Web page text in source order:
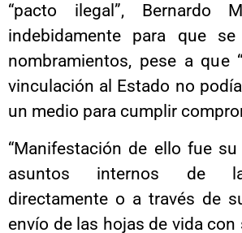
“pacto ilegal”, Bernardo
indebidamente para que
nombramientos, pese a que
vinculación al Estado no
un medio para cumplir
“Manifestación de ello fue
asuntos internos de
directamente o a través de
envío de las hojas de vida